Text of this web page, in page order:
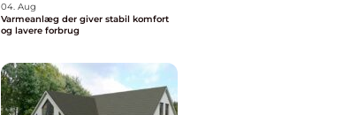
04. Aug
Varmeanlæg der giver stabil komfort
og lavere forbrug